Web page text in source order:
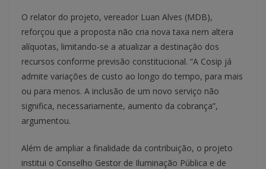
O relator do projeto, vereador Luan Alves (MDB),
reforçou que a proposta não cria nova taxa nem altera
alíquotas, limitando-se a atualizar a destinação dos
recursos conforme previsão constitucional. “A Cosip já
admite variações de custo ao longo do tempo, para mais
ou para menos. A inclusão de um novo serviço não
significa, necessariamente, aumento da cobrança”,
argumentou.
Além de ampliar a finalidade da contribuição, o projeto
institui o Conselho Gestor de Iluminação Pública e de